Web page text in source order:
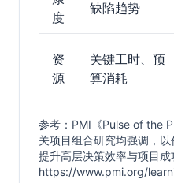
度
缺陷趋势
资
源
关键工时、预
算消耗
参考：PMI《Pulse of the
关项目组合研究均强调，
提升高层决策效率与项目成
https://www.pmi.org/